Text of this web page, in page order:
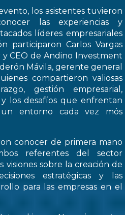
los asistentes tuvieron
las experiencias y
líderes empresariales
participaron Carlos Vargas
CEO de Andino Investment
Mávila, gerente general
compartieron valiosas
gestión empresarial,
los desafíos que enfrentan
un entorno cada vez mós
conocer de primera mano
referentes del sector
visiones sobre la creación de
estratégicas y las
para las empresas en el